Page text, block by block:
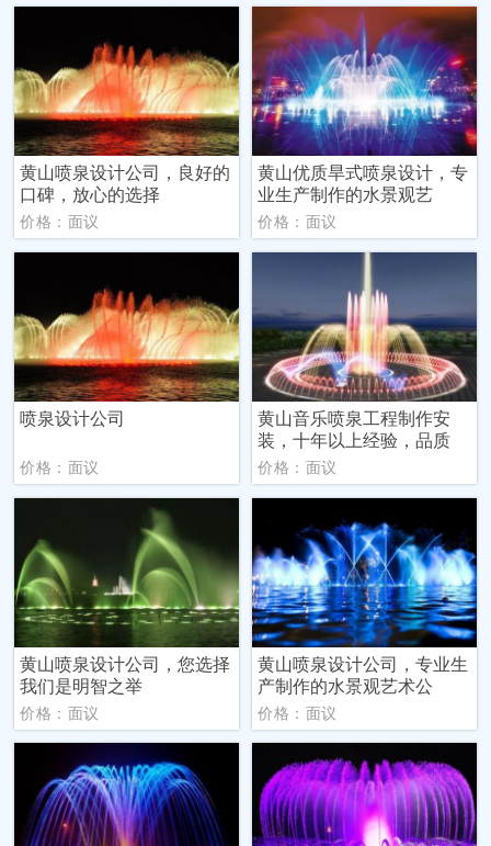
黄山喷泉设计公司，良好的
口碑，放心的选择
价格：面议
黄山优质旱式喷泉设计，专
业生产制作的水景观艺
价格：面议
喷泉设计公司
价格：面议
黄山音乐喷泉工程制作安
装，十年以上经验，品质
价格：面议
黄山喷泉设计公司，您选择
我们是明智之举
价格：面议
黄山喷泉设计公司，专业生
产制作的水景观艺术公
价格：面议